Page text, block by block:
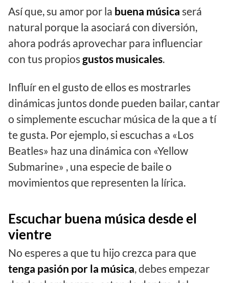
Así que, su amor por la buena música será
natural porque la asociará con diversión,
ahora podrás aprovechar para influenciar
con tus propiosgustos musicales.
Influír en el gusto de ellos es mostrarles
dinámicas juntos donde pueden bailar, cantar
o simplemente escuchar música de la que a tí
te gusta. Por ejemplo, si escuchas a «Los
Beatles» haz una dinámica con «Yellow
Submarine» , una especie de baile o
movimientos que representen la lírica.
Escuchar buena música desde el
vientre
No esperes a que tu hijo crezca para que
tenga pasión por la música, debes empezar